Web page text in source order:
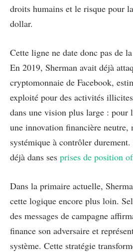
droits humains et le risque pour
dollar.
Cette ligne ne date donc pas de
En 2019, Sherman avait déjà
cryptomonnaie de Facebook,
exploité pour des activités
dans une vision plus large : pour
une innovation financière neutre,
systémique à contrôler
déjà dans ses prises de position
Dans la primaire actuelle,
cette logique encore plus loin.
des messages de campagne
finance son adversaire et
système. Cette stratégie